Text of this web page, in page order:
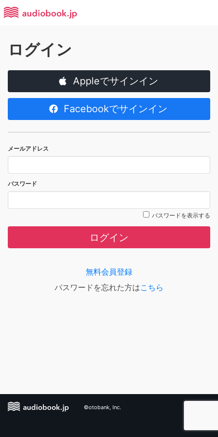
ログイン
Appleでサインイン
Facebookでサインイン
メールアドレス
パスワード
パスワードを表示する
ログイン
無料会員登録
パスワードを忘れた方はこちら
©otobank, Inc.